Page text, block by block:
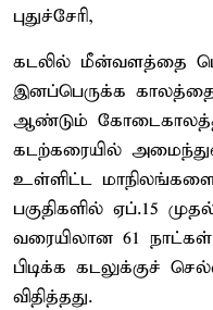
புதுச்சேரி,
கடலில் மீன்வளத்தை
இனப்பெருக்க
ஆண்டும்
கடற்கரையில்
உள்ளிட்ட
பகுதிகளில் ஏப்.15
வரையிலான 61
பிடிக்க கடலுக்குச்
விதித்தது.